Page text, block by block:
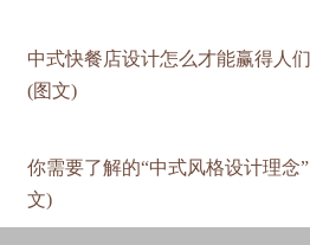
中式快餐店设计怎么才能赢得人
(图文)
你需要了解的“中式风格设计理
文)